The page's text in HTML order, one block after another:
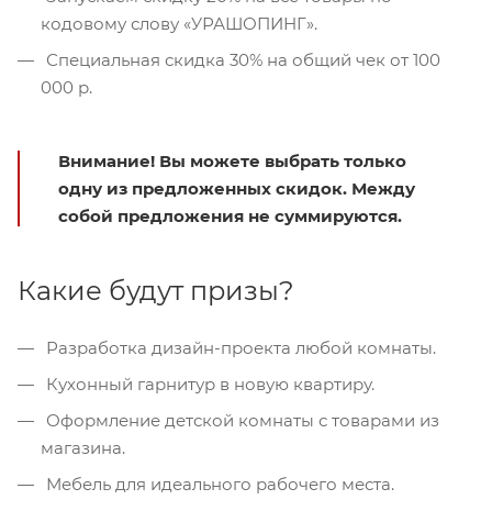
кодовому слову «‎УРАШОПИНГ».
Специальная скидка 30% на общий чек от 100
000 р.
Внимание! Вы можете выбрать только
одну из предложенных скидок. Между
собой предложения не суммируются.
Какие будут призы?
Разработка дизайн-проекта любой комнаты.
Кухонный гарнитур в новую квартиру.
Оформление детской комнаты с товарами из
магазина.
Мебель для идеального рабочего места.